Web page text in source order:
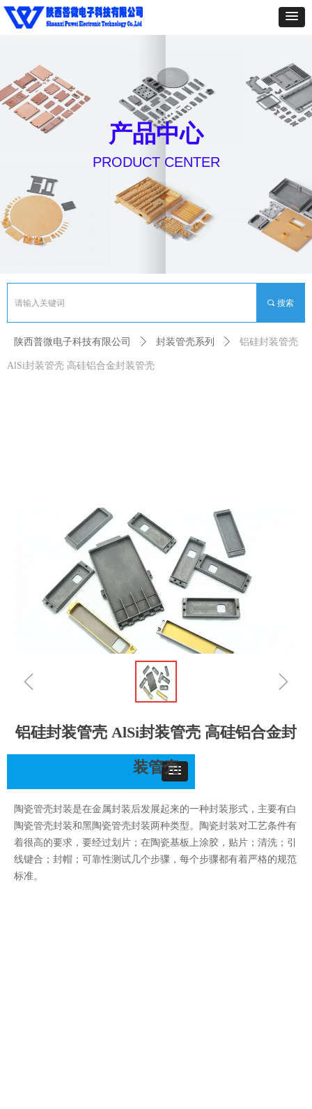
陕西普微电子科技有限公司 ꄲ 封装管壳系列 ꄲ 铝硅封装管壳
AlSi封装管壳 高硅铝合金封装管壳
铝硅封装管壳 AlSi封装管壳 高硅铝合金封
装管壳
陶瓷管壳封装是在金属封装后发展起来的一种封装形式，主要有白
陶瓷管壳封装和黑陶瓷管壳封装两种类型。陶瓷封装对工艺条件有
着很高的要求，要经过划片；在陶瓷基板上涂胶，贴片；清洗；引
线键合；封帽；可靠性测试几个步骤，每个步骤都有着严格的规范
标准。
ꁆ ꁇ
产品中心
PRODUCT CENTER
끠 搜索